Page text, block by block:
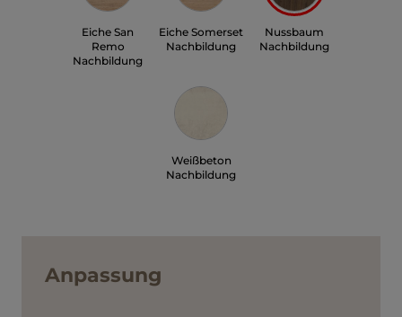
Eiche San
Remo
Nachbildung
Eiche Somerset
Nachbildung
Nussbaum
Nachbildung
Weißbeton
Nachbildung
Anpassung